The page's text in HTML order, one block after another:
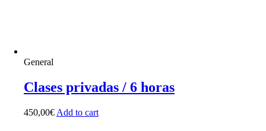
General
Clases privadas / 6 horas
450,00€ Add to cart